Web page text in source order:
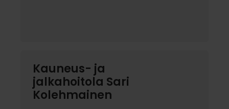
Kauneus- ja
jalkahoitola Sari
Kolehmainen